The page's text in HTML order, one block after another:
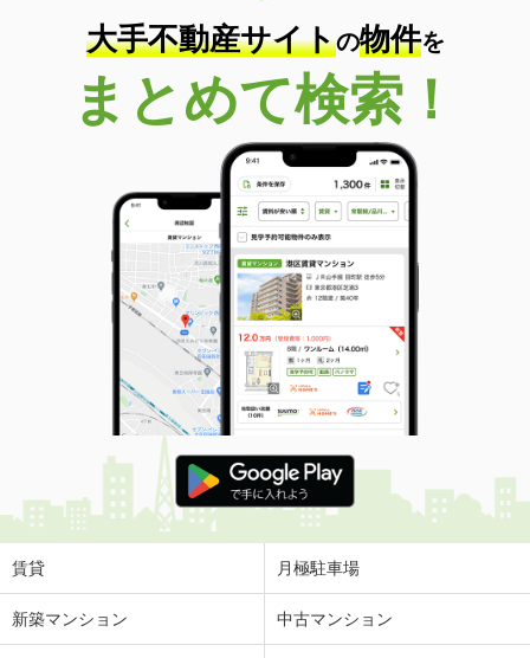
大手不動産サイトの物件を
まとめて検索！
賃貸 月極駐車場
新築マンション 中古マンション